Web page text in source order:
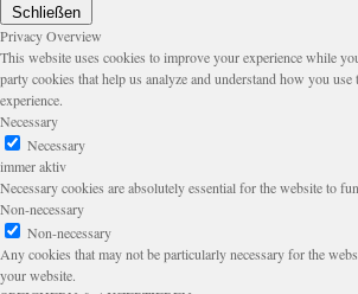
Schließen
Privacy Overview
This website uses cookies to improve your experience while
party cookies that help us analyze and understand how you
experience.
Necessary
Necessary
immer aktiv
Necessary cookies are absolutely essential for the website to
Non-necessary
Non-necessary
Any cookies that may not be particularly necessary for the
your website.